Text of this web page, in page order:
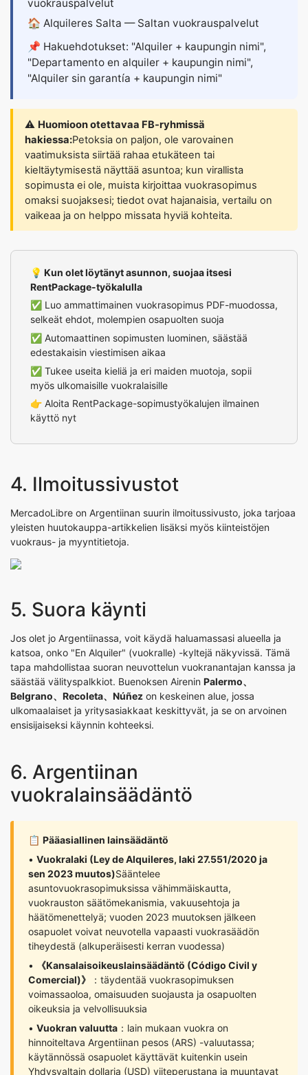
vuokrauspalvelut
🏠 Alquileres Salta — Saltan vuokrauspalvelut
📌 Hakuehdotukset: "Alquiler + kaupungin nimi",
"Departamento en alquiler + kaupungin nimi",
"Alquiler sin garantía + kaupungin nimi"
⚠️ Huomioon otettavaa FB-ryhmissä
hakiessa:Petoksia on paljon, ole varovainen
vaatimuksista siirtää rahaa etukäteen tai
kieltäytymisestä näyttää asuntoa; kun virallista
sopimusta ei ole, muista kirjoittaa vuokrasopimus
omaksi suojaksesi; tiedot ovat hajanaisia, vertailu on
vaikeaa ja on helppo missata hyviä kohteita.
💡 Kun olet löytänyt asunnon, suojaa itsesi
RentPackage-työkalulla
✅ Luo ammattimainen vuokrasopimus PDF-muodossa,
selkeät ehdot, molempien osapuolten suoja
✅ Automaattinen sopimusten luominen, säästää
edestakaisin viestimisen aikaa
✅ Tukee useita kieliä ja eri maiden muotoja, sopii
myös ulkomaisille vuokralaisille
👉 Aloita RentPackage-sopimustyökalujen ilmainen
käyttö nyt
4. Ilmoitussivustot
MercadoLibre on Argentiinan suurin ilmoitussivusto, joka tarjoaa
yleisten huutokauppa-artikkelien lisäksi myös kiinteistöjen
vuokraus- ja myyntitietoja.
5. Suora käynti
Jos olet jo Argentiinassa, voit käydä haluamassasi alueella ja
katsoa, onko "En Alquiler" (vuokralle) -kyltejä näkyvissä. Tämä
tapa mahdollistaa suoran neuvottelun vuokranantajan kanssa ja
säästää välityspalkkiot. Buenoksen Airenin Palermo、
Belgrano、Recoleta、Núñez on keskeinen alue, jossa
ulkomaalaiset ja yritysasiakkaat keskittyvät, ja se on arvoinen
ensisijaiseksi käynnin kohteeksi.
6. Argentiinan
vuokralainsäädäntö
📋 Pääasiallinen lainsäädäntö
• Vuokralaki (Ley de Alquileres, laki 27.551/2020 ja
sen 2023 muutos)Sääntelee
asuntovuokrasopimuksissa vähimmäiskautta,
vuokrauston säätömekanismia, vakuusehtoja ja
häätömenettelyä; vuoden 2023 muutoksen jälkeen
osapuolet voivat neuvotella vapaasti vuokrasäädön
tiheydestä (alkuperäisesti kerran vuodessa)
•
《Kansalaisoikeuslainsäädäntö (Código Civil y
Comercial)》
：täydentää vuokrasopimuksen
voimassaoloa, omaisuuden suojausta ja osapuolten
oikeuksia ja velvollisuuksia
• Vuokran valuutta ：lain mukaan vuokra on
hinnoiteltava Argentiinan pesos (ARS) -valuutassa;
käytännössä osapuolet käyttävät kuitenkin usein
Yhdysvaltain dollaria (USD) viiteperustana ja muuntavat